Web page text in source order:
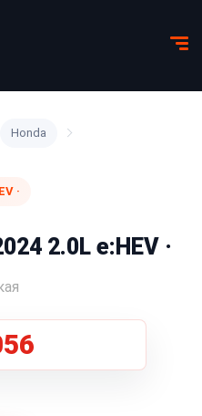
Honda
·
2.0L e:HEV ·